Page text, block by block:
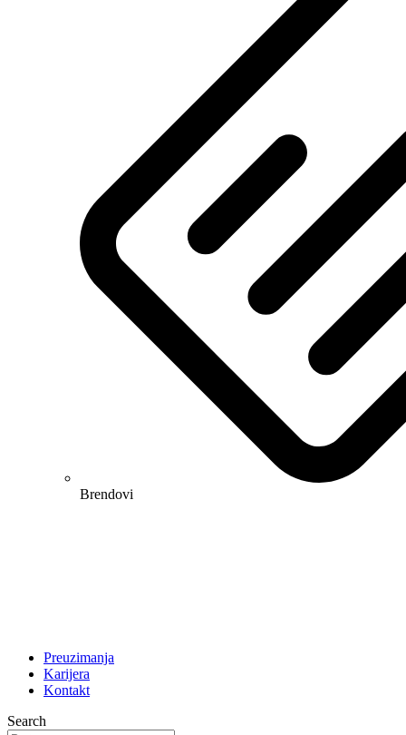
Brendovi
Preuzimanja
Karijera
Kontakt
Search